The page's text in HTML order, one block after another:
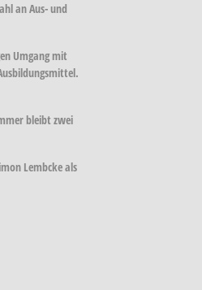
an Aus- und
Umgang mit
bleibt zwei
Lembcke als